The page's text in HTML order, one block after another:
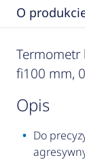
O
Termometr
fi100 mm,
opis
Do